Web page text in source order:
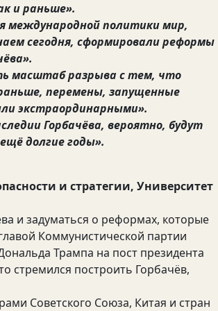
и раньше».
международной политики мир,
сегодня, сформировали реформы
масштаб разрыва с тем, что
перемены, запущенные
экстраординарными».
Горбачёва, вероятно, будут
долгие годы».
и стратегии, Университет
и задуматься о реформах, которые
Коммунистической партии
Трампа на пост президента
стремился построить Горбачёв,
Советского Союза, Китая и стран